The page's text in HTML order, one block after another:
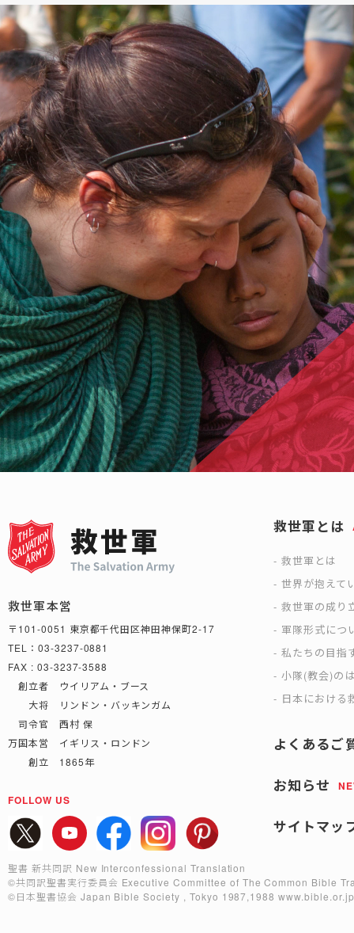
救世軍本営
〒101-0051 東京都千代田区神田神保町2-17
TEL：03-3237-0881
FAX : 03-3237-3588
創立者 ウイリアム・ブース
大将 リンドン・バッキンガム
司令官 西村 保
万国本営 イギリス・ロンドン
創立 1865年
FOLLOW US
救世軍とは
救世軍とは
世界が抱えて
救世軍の成り
軍隊形式につ
私たちの目指
小隊(教会)の
日本における
よくあるご
お知らせ
サイトマッ
聖書 新共同訳 New Interconfessional Translation
©共同訳聖書実行委員会 Executive Committee of The Common Bible
©日本聖書協会 Japan Bible Society , Tokyo 1987,1988www.bible.or.jp